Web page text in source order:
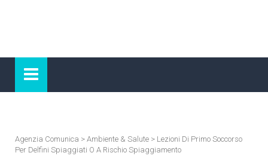
Agenzia Comunica > Ambiente & Salute > Lezioni Di Primo Soccorso
Per Delfini Spiaggiati O A Rischio Spiaggiamento